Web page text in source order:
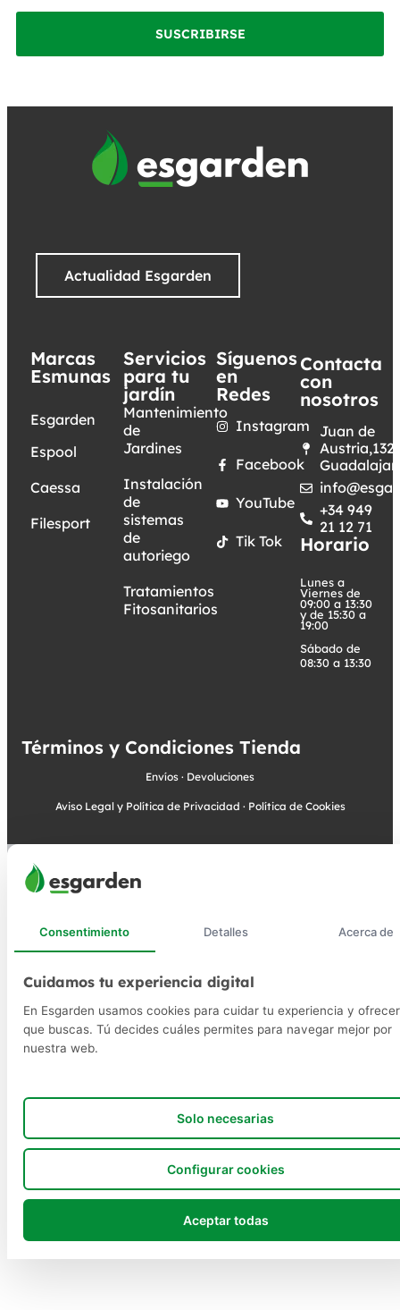
SUSCRIBIRSE
Actualidad Esgarden
Marcas
Esmunas
Esgarden
Espool
Caessa
Filesport
Servicios
para tu
jardín
Mantenimiento
de
Jardines
Instalación
de
sistemas
de
autoriego
Tratamientos
Fitosanitarios
Síguenos
en
Redes
Instagram
Facebook
YouTube
Tik Tok
Contacta
con
nosotros
Juan de
Austria,132.
+34 949
21 12 71
Horario
Lunes a
Viernes de
09:00 a 13:30
y de 15:30 a
19:00
Sábado de
08:30 a 13:30
Términos y Condiciones Tienda
Envíos · Devoluciones
Aviso Legal y Política de Privacidad · Política de Cookies
Consentimiento Detalles Acerca de
Cuidamos tu experiencia digital
En Esgarden usamos cookies para cuidar tu experiencia y
que buscas. Tú decides cuáles permites para navegar mejor por
nuestra web.
Solo necesarias
Configurar cookies
Aceptar todas